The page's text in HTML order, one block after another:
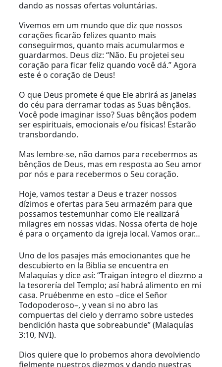
dando as nossas ofertas voluntárias.
Vivemos em um mundo que diz que nossos
corações ficarão felizes quanto mais
conseguirmos, quanto mais acumularmos e
guardarmos. Deus diz: “Não. Eu projetei seu
coração para ficar feliz quando você dá.” Agora
este é o coração de Deus!
O que Deus promete é que Ele abrirá as janelas
do céu para derramar todas as Suas bênçãos.
Você pode imaginar isso? Suas bênçãos podem
ser espirituais, emocionais e/ou físicas! Estarão
transbordando.
Mas lembre-se, não damos para recebermos as
bênçãos de Deus, mas em resposta ao Seu amor
por nós e para recebermos o Seu coração.
Hoje, vamos testar a Deus e trazer nossos
dízimos e ofertas para Seu armazém para que
possamos testemunhar como Ele realizará
milagres em nossas vidas. Nossa oferta de hoje
é para o orçamento da igreja local. Vamos orar…
Uno de los pasajes más emocionantes que he
descubierto en la Biblia se encuentra en
Malaquías y dice así: “Traigan íntegro el diezmo a
la tesorería del Templo; así habrá alimento en mi
casa. Pruébenme en esto –dice el Señor
Todopoderoso–, y vean si no abro las
compuertas del cielo y derramo sobre ustedes
bendición hasta que sobreabunde” (Malaquías
3:10, NVI).
Dios quiere que lo probemos ahora devolviendo
fielmente nuestros diezmos y dando nuestras